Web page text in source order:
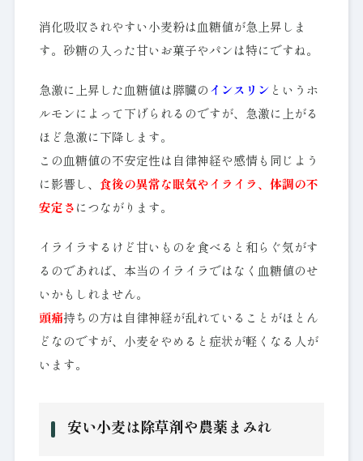
消化吸収されやすい小麦粉は血糖値が急上昇しま
す。砂糖の入った甘いお菓子やパンは特にですね。
急激に上昇した血糖値は膵臓の インスリン というホ
ルモンによって下げられるのですが、急激に上がる
ほど急激に下降します。
この血糖値の不安定性は自律神経や感情も同じよう
に影響し、 食後の異常な眠気やイライラ、体調の不
安定さ につながります。
イライラするけど甘いものを食べると和らぐ気がす
るのであれば、本当のイライラではなく血糖値のせ
いかもしれません。
頭痛持ちの方は自律神経が乱れていることがほとん
どなのですが、小麦をやめると症状が軽くなる人が
います。
安い小麦は除草剤や農薬まみれ